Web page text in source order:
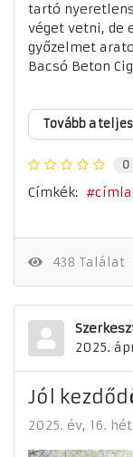
tartó
véget vetni, de
győzelmet
Bacsó Beton
Tovább a
0
Címkék:
438 Találat
2025.
Jól
2025. év 16. hét